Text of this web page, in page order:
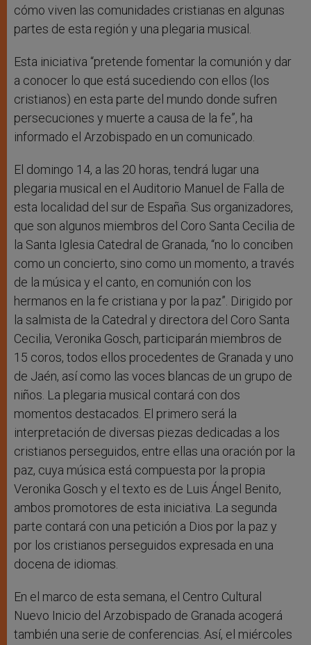
cómo viven las comunidades cristianas en algunas
partes de esta región y una plegaria musical.
Esta iniciativa “pretende fomentar la comunión y dar
a conocer lo que está sucediendo con ellos (los
cristianos) en esta parte del mundo donde sufren
persecuciones y muerte a causa de la fe”, ha
informado el Arzobispado en un comunicado.
El domingo 14, a las 20 horas, tendrá lugar una
plegaria musical en el Auditorio Manuel de Falla de
esta localidad del sur de España. Sus organizadores,
que son algunos miembros del Coro Santa Cecilia de
la Santa Iglesia Catedral de Granada, “no lo conciben
como un concierto, sino como un momento, a través
de la música y el canto, en comunión con los
hermanos en la fe cristiana y por la paz”. Dirigido por
la salmista de la Catedral y directora del Coro Santa
Cecilia, Veronika Gosch, participarán miembros de
15 coros, todos ellos procedentes de Granada y uno
de Jaén, así como las voces blancas de un grupo de
niños. La plegaria musical contará con dos
momentos destacados. El primero será la
interpretación de diversas piezas dedicadas a los
cristianos perseguidos, entre ellas una oración por la
paz, cuya música está compuesta por la propia
Veronika Gosch y el texto es de Luis Ángel Benito,
ambos promotores de esta iniciativa. La segunda
parte contará con una petición a Dios por la paz y
por los cristianos perseguidos expresada en una
docena de idiomas.
En el marco de esta semana, el Centro Cultural
Nuevo Inicio del Arzobispado de Granada acogerá
también una serie de conferencias. Así, el miércoles